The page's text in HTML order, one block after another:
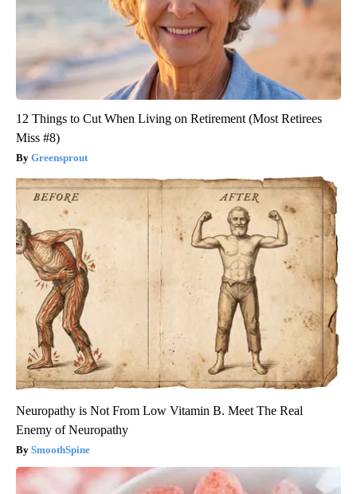
12 Things to Cut When Living on Retirement (Most Retirees
Miss #8)
Greensprout
Neuropathy is Not From Low Vitamin B. Meet The Real
Enemy of Neuropathy
SmoothSpine